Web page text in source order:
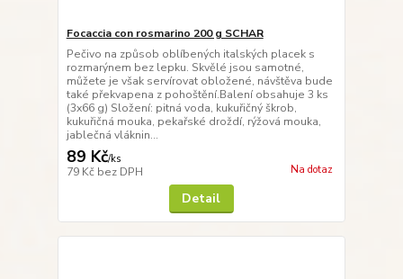
Focaccia con rosmarino 200 g SCHAR
Pečivo na způsob oblíbených italských placek s
rozmarýnem bez lepku. Skvělé jsou samotné,
můžete je však servírovat obložené, návštěva bude
také překvapena z pohoštění.Balení obsahuje 3 ks
(3x66 g) Složení: pitná voda, kukuřičný škrob,
kukuřičná mouka, pekařské droždí, rýžová mouka,
jablečná vláknin...
89 Kč/ks
79 Kč bez DPH Na dotaz
Detail